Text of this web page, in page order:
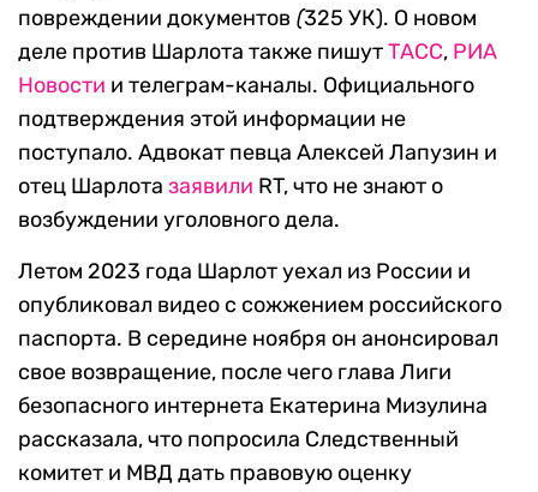
повреждении документов (325 УК). О новом
деле против Шарлота также пишутТАСС, РИА
Новости и телеграм-каналы. Официального
подтверждения этой информации не
поступало. Адвокат певца Алексей Лапузин и
отец Шарлота заявили RT, что не знают о
возбуждении уголовного дела.
Летом 2023 года Шарлот уехал из России и
опубликовал видео с сожжением российского
паспорта. В середине ноября он анонсировал
свое возвращение, после чего глава Лиги
безопасного интернета Екатерина Мизулина
рассказала, что попросила Следственный
комитет и МВД дать правовую оценку